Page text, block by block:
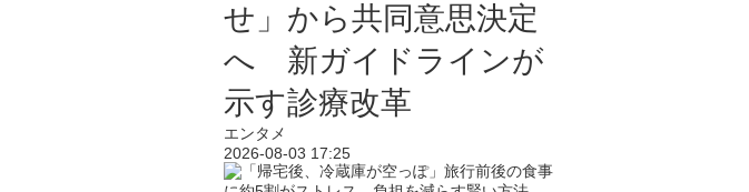
せ」から共同意思決定
へ 新ガイドラインが
示す診療改革
エンタメ
2026-08-03 17:25